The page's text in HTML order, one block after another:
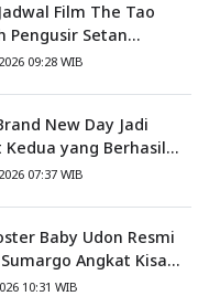
Film The Tao
Pengusir Setan
Mematikan
09:28 WIB
New Day Jadi
Kedua yang Berhasil
Miliar
07:37 WIB
Baby Udon Resmi
Angkat Kisah
10:31 WIB